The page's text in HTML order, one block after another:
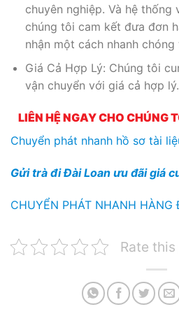
chuyên nghiệp. Và hệ thống
chúng tôi cam kết đưa đơn
nhận một cách nhanh chóng
Giá Cả Hợp Lý: Chúng tôi
vận chuyển với giá cả hợp lý.
LIÊN HỆ NGAY CHO CHÚNG
Chuyển phát nhanh hồ sơ tài
Gửi trà đi Đài Loan ưu đãi giá
CHUYỂN PHÁT NHANH HÀNG
Rate